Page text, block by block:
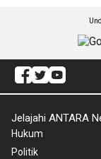
Jelajahi ANTARA
Hukum
Politik